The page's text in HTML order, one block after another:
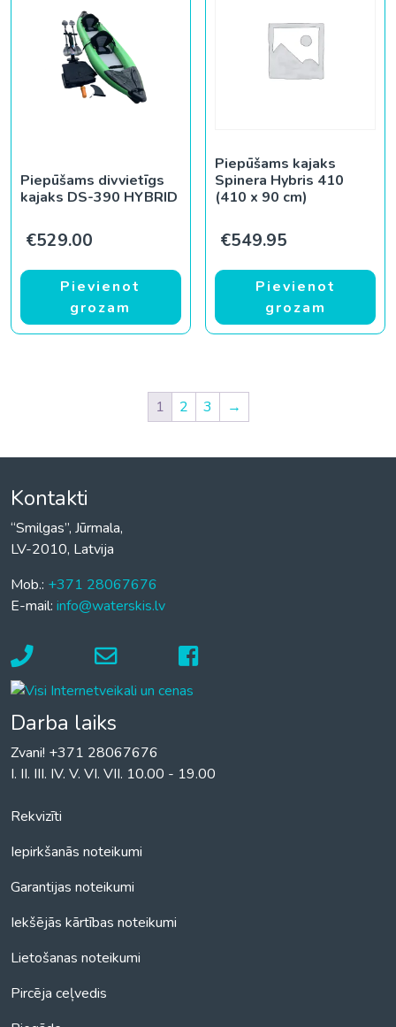
Piepūšams divvietīgs
kajaks DS-390 HYBRID
€529.00
Pievienot
grozam
Piepūšams kajaks
Spinera Hybris 410
(410 x 90 cm)
€549.95
Pievienot
grozam
1 2 3 →
Kontakti
“Smilgas”, Jūrmala,
LV-2010, Latvija
Mob.: +371 28067676
E-mail: info@waterskis.lv
Darba laiks
Zvani! +371 28067676
I. II. III. IV. V. VI. VII. 10.00 - 19.00
Rekvizīti
Iepirkšanās noteikumi
Garantijas noteikumi
Iekšējās kārtības noteikumi
Lietošanas noteikumi
Pircēja ceļvedis